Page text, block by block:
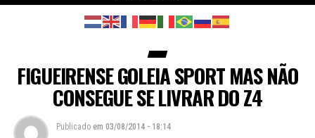
FIGUEIRENSE GOLEIA SPORT MAS NÃO
CONSEGUE SE LIVRAR DO Z4
Publicado em 03/08/2014 - 18:14